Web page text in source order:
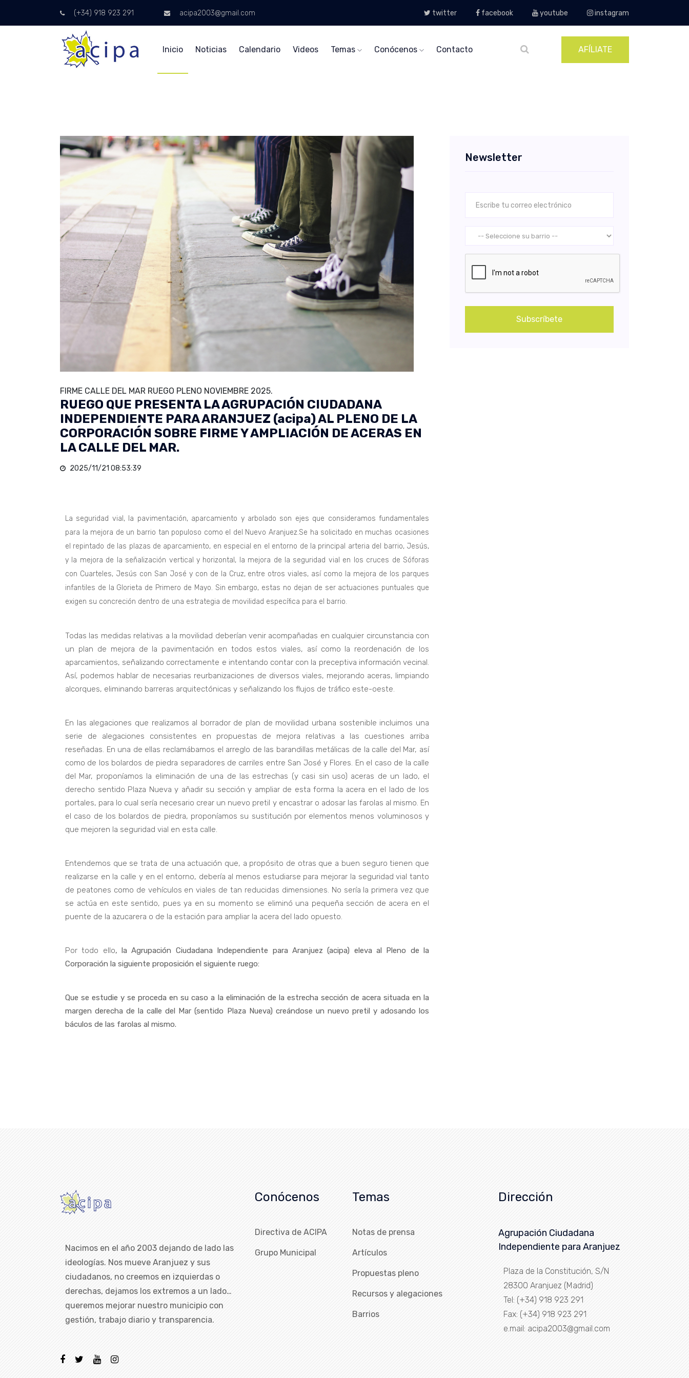
(+34) 918 923 291 acipa2003@gmail.com twitter facebook youtube instagram
Inicio Noticias Calendario Videos Temas Conócenos Contacto AFÍLIATE
FIRME CALLE DEL MAR RUEGO PLENO NOVIEMBRE 2025.
RUEGO QUE PRESENTA LA AGRUPACIÓN CIUDADANA
INDEPENDIENTE PARA ARANJUEZ (acipa) AL PLENO DE LA
CORPORACIÓN SOBRE FIRME Y AMPLIACIÓN DE ACERAS EN
LA CALLE DEL MAR.
2025/11/21 08:53:39
La seguridad vial, la pavimentación, aparcamiento y arbolado son ejes que consideramos fundamentales
para la mejora de un barrio tan populoso como el del Nuevo Aranjuez.Se ha solicitado en muchas ocasiones
el repintado de las plazas de aparcamiento, en especial en el entorno de la principal arteria del barrio, Jesús,
y la mejora de la señalización vertical y horizontal, la mejora de la seguridad vial en los cruces de Sóforas
con Cuarteles, Jesús con San José y con de la Cruz, entre otros viales, así como la mejora de los parques
infantiles de la Glorieta de Primero de Mayo. Sin embargo, estas no dejan de ser actuaciones puntuales que
exigen su concreción dentro de una estrategia de movilidad específica para el barrio.
Todas las medidas relativas a la movilidad deberían venir acompañadas en cualquier circunstancia con
un plan de mejora de la pavimentación en todos estos viales, así como la reordenación de los
aparcamientos, señalizando correctamente e intentando contar con la preceptiva información vecinal.
Así, podemos hablar de necesarias reurbanizaciones de diversos viales, mejorando aceras, limpiando
alcorques, eliminando barreras arquitectónicas y señalizando los flujos de tráfico este-oeste.
En las alegaciones que realizamos al borrador de plan de movilidad urbana sostenible incluimos una
serie de alegaciones consistentes en propuestas de mejora relativas a las cuestiones arriba
reseñadas. En una de ellas reclamábamos el arreglo de las barandillas metálicas de la calle del Mar, así
como de los bolardos de piedra separadores de carriles entre San José y Flores. En el caso de la calle
del Mar, proponíamos la eliminación de una de las estrechas (y casi sin uso) aceras de un lado, el
derecho sentido Plaza Nueva y añadir su sección y ampliar de esta forma la acera en el lado de los
portales, para lo cual sería necesario crear un nuevo pretil y encastrar o adosar las farolas al mismo. En
el caso de los bolardos de piedra, proponíamos su sustitución por elementos menos voluminosos y
que mejoren la seguridad vial en esta calle.
Entendemos que se trata de una actuación que, a propósito de otras que a buen seguro tienen que
realizarse en la calle y en el entorno, debería al menos estudiarse para mejorar la seguridad vial tanto
de peatones como de vehículos en viales de tan reducidas dimensiones. No sería la primera vez que
se actúa en este sentido, pues ya en su momento se eliminó una pequeña sección de acera en el
puente de la azucarera o de la estación para ampliar la acera del lado opuesto.
Por todo ello, la Agrupación Ciudadana Independiente para Aranjuez (acipa) eleva al Pleno de la
Corporación la siguiente proposición el siguiente ruego:
Que se estudie y se proceda en su caso a la eliminación de la estrecha sección de acera situada en la
margen derecha de la calle del Mar (sentido Plaza Nueva) creándose un nuevo pretil y adosando los
báculos de las farolas al mismo.
Newsletter
Subscríbete
Nacimos en el año 2003 dejando de lado las
ideologías. Nos mueve Aranjuez y sus
ciudadanos, no creemos en izquierdas o
derechas, dejamos los extremos a un lado…
queremos mejorar nuestro municipio con
gestión, trabajo diario y transparencia.
Conócenos
Directiva de ACIPA
Grupo Municipal
Temas
Notas de prensa
Artículos
Propuestas pleno
Recursos y alegaciones
Barrios
Dirección
Agrupación Ciudadana
Independiente para Aranjuez
Plaza de la Constitución, S/N
28300 Aranjuez (Madrid)
Tel: (+34) 918 923 291
Fax: (+34) 918 923 291
e.mail: acipa2003@gmail.com